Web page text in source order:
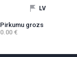
LV
Pirkumu grozs
0.00